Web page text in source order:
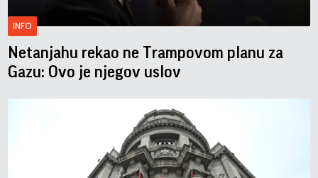
INFO
Netanjahu rekao ne Trampovom planu za
Gazu: Ovo je njegov uslov